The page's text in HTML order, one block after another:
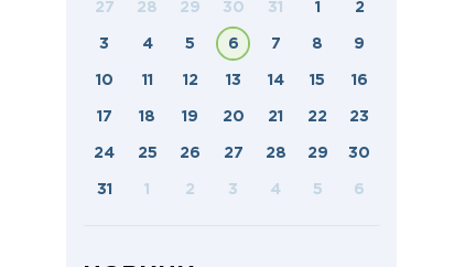
27 28 29 30 31 1 2
3 4 5 6 7 8 9
10 11 12 13 14 15 16
17 18 19 20 21 22 23
24 25 26 27 28 29 30
31 1 2 3 4 5 6